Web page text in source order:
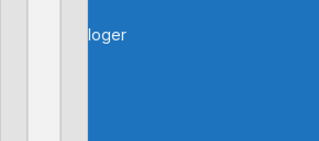
Digitala kataloger